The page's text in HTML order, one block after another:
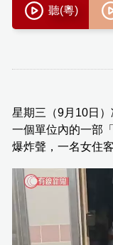
星期三（9月10日
一個單位內的一部
爆炸聲，一名女住